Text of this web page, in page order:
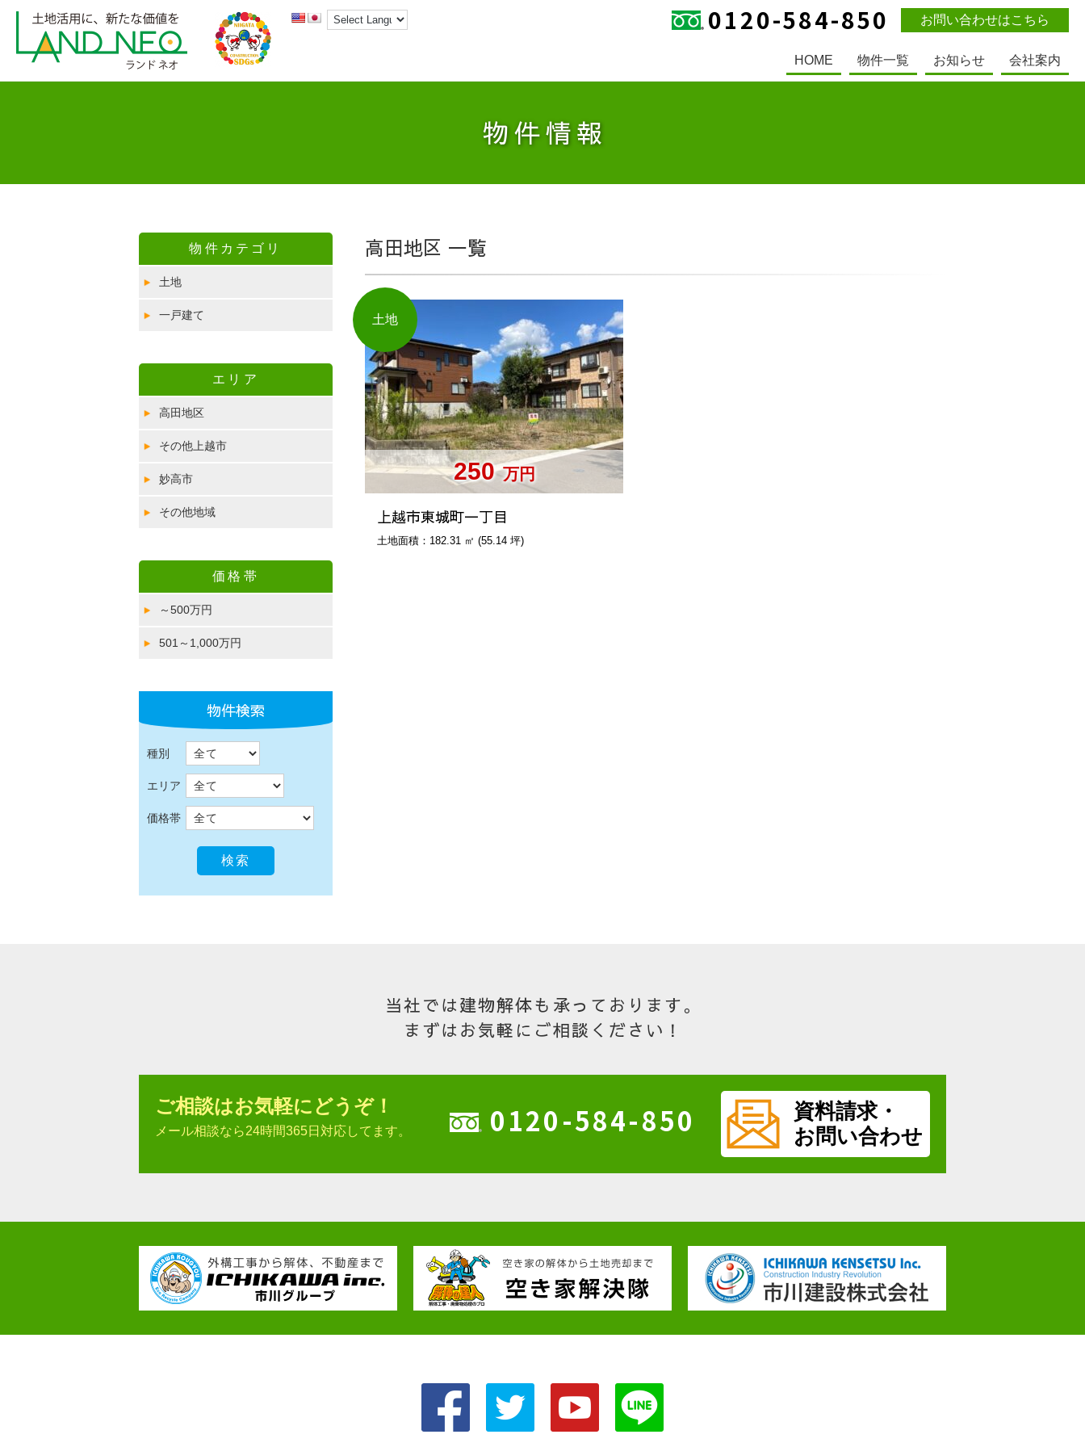
0120-584-850 お問い合わせはこちら
HOME 物件一覧 お知らせ 会社案内
物件情報
高田地区 一覧
土地
250 万円
上越市東城町一丁目
土地面積：182.31 ㎡ (55.14 坪)
物件カテゴリ
土地
一戸建て
エリア
高田地区
その他上越市
妙高市
その他地域
価格帯
～500万円
501～1,000万円
物件検索
種別
エリア
価格帯
当社では建物解体も承っております。
まずはお気軽にご相談ください！
ご相談はお気軽にどうぞ！
メール相談なら24時間365日対応してます。 0120-584-850
資料請求・
お問い合わせ